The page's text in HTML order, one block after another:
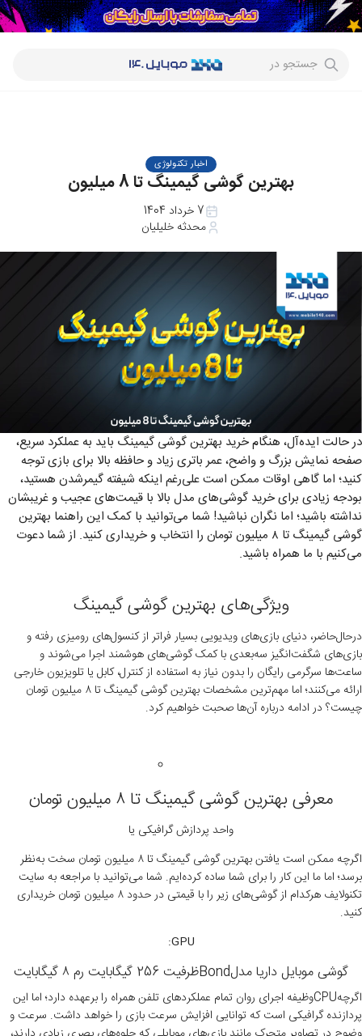
جستجو در
اخبار تکنولوژی
بهترین گوشی گیمینگ تا 8 میلیون
7 خرداد 1404
محدثه خلیلیان
در حالت ایده‌آل، هنگام خرید بهترین گوشی گیمینگ باید به عملکرد سریع،
صفحه نمایش بزرگ و واضح، عمر باتری زیاد و حافظه بالا برای بازی توجه
کنید؛ اما گاهی اوقات ممکن است علی‌رغم اینکه شیفته گیمر‌شدن هستید،
بودجه زیادی برای خرید گوشی‌های مدل بالا با قیمت‌های عجیب و غریبشان
نداشته باشید؛ اما نگران نباشید! شما می‌توانید با کمک این راهنما بهترین
گوشی گیمینگ تا ۸ میلیون تومان را انتخاب و خریداری کنید. از شما دعوت
می‌کنیم با ما همراه باشید.
ویژگی‌های بهترین گوشی گیمینگ
درحال‌حاضر، دنیای بازی‌های ویدیویی بسیار فراتر از کنسول‌های رومیزی رفته و
بازی‌های شگفت‌انگیز سه‌بعدی با کمک گوشی‌های هوشمند اجرا می‌شوند و
ساعت‌ها سرگرمی رایگان را بدون نیاز به استفاده از کنترل، کابل یا تلویزیون خارجی
ارائه می‌کنند؛ اما مهم‌ترین مشخصات بهترین گوشی گیمینگ تا ۸ میلیون تومان
چیست؟ در ادامه درباره ‌آن‌ها صحبت خواهیم کرد.
معرفی بهترین گوشی گیمینگ تا ۸ میلیون تومان
واحد پردازش گرافیکی یا
اگرچه ممکن است یافتن بهترین گوشی گیمینگ تا ۸ میلیون تومان سخت به‌نظر
برسد؛ اما ما این کار را برای شما ساده کرده‌ایم. شما می‌توانید با مراجعه به سایت
تکنولایف هرکدام از گوشی‌های زیر را با قیمتی در حدود ۸ میلیون تومان خریداری
کنید.
GPU:
گوشی موبایل داریا مدلBondظرفیت 256 گیگابایت رم ۸ گیگابایت
اگرچهCPUوظیفه اجرای روان تمام عملکردهای تلفن همراه را برعهده دارد؛ اما این
پردازنده گرافیکی است که توانایی افزایش سرعت بازی را خواهد داشت. سرعت و